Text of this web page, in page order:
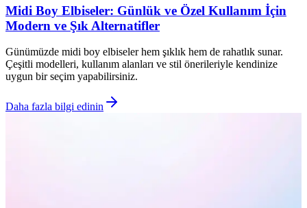
Midi Boy Elbiseler: Günlük ve Özel Kullanım İçin
Modern ve Şık Alternatifler
Günümüzde midi boy elbiseler hem şıklık hem de rahatlık sunar.
Çeşitli modelleri, kullanım alanları ve stil önerileriyle kendinize
uygun bir seçim yapabilirsiniz.
Daha fazla bilgi edinin